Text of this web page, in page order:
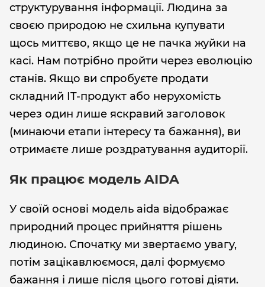
структурування інформації. Людина за
своєю природою не схильна купувати
щось миттєво, якщо це не пачка жуйки на
касі. Нам потрібно пройти через еволюцію
станів. Якщо ви спробуєте продати
складний IT-продукт або нерухомість
через один лише яскравий заголовок
(минаючи етапи інтересу та бажання), ви
отримаєте лише роздратування аудиторії.
Як працює модель AIDA
У своїй основі модель aida відображає
природний процес прийняття рішень
людиною. Спочатку ми звертаємо увагу,
потім зацікавлюємося, далі формуємо
бажання і лише після цього готові діяти.